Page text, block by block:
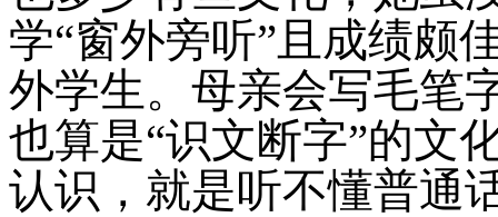
学“窗外旁听” 且成绩颇
外学生。 母亲会写毛笔
也算是“识文断字”的文
认识，就是听不懂普通